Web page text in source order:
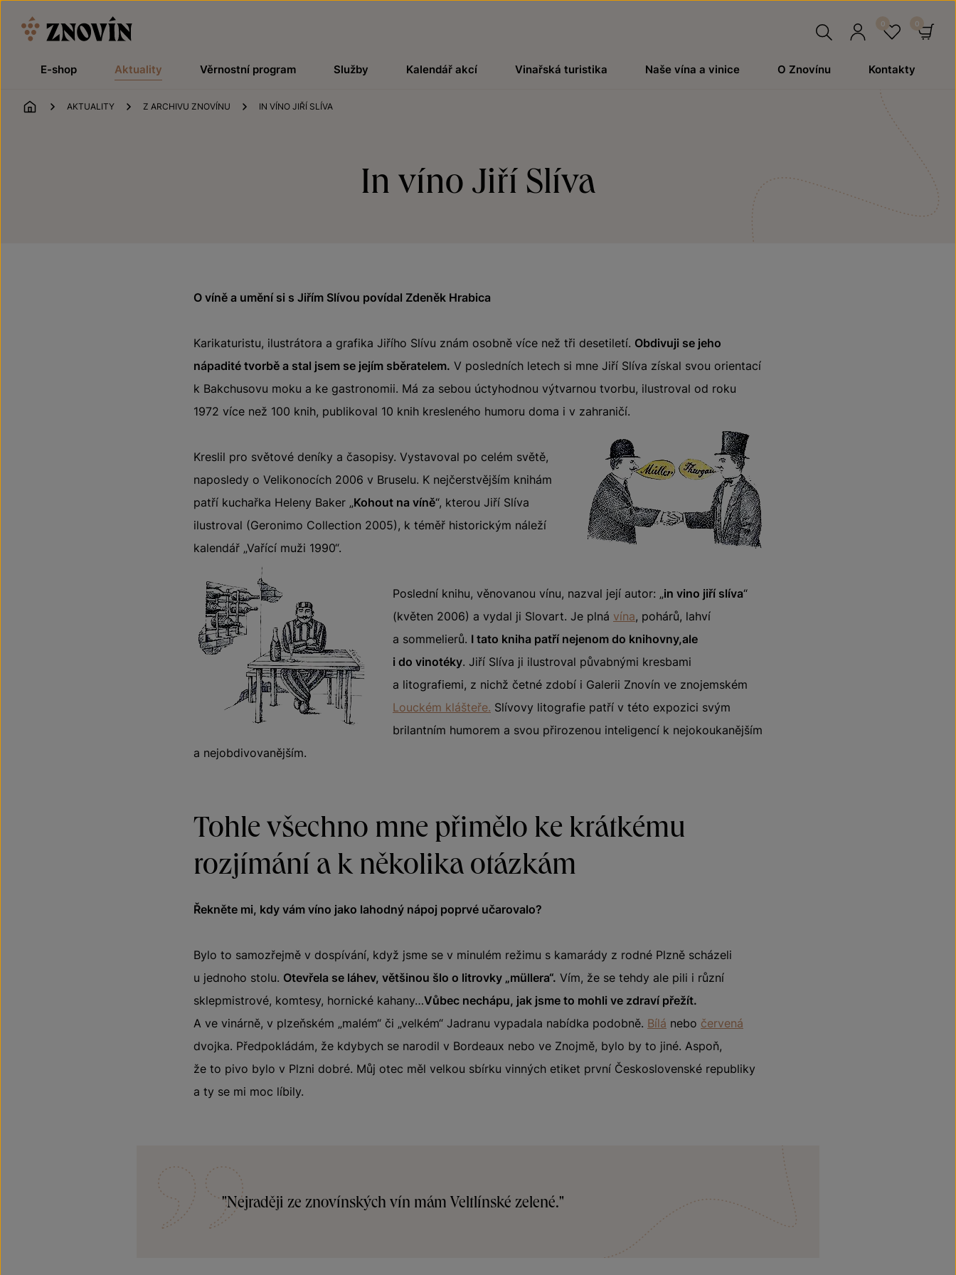
E-shop Aktuality Věrnostní program Služby Kalendář akcí Vinařská turistika Naše vína a vinice O Znovínu Kontakty
ÚVOD
AKTUALITY Z ARCHIVU ZNOVÍNU IN VÍNO JIŘÍ SLÍVA
In víno Jiří Slíva
O víně a umění si s Jiřím Slívou povídal Zdeněk Hrabica
Karikaturistu, ilustrátora a grafika Jiřího Slívu znám osobně více než tři desetiletí. Obdivuji se jeho
nápadité tvorbě a stal jsem se jejím sběratelem. V posledních letech si mne Jiří Slíva získal svou orientací
k Bakchusovu moku a ke gastronomii. Má za sebou úctyhodnou výtvarnou tvorbu, ilustroval od roku
1972 více než 100 knih, publikoval 10 knih kresleného humoru doma i v zahraničí.
Kreslil pro světové deníky a časopisy. Vystavoval po celém světě,
naposledy o Velikonocích 2006 v Bruselu. K nejčerstvějším knihám
patří kuchařka Heleny Baker „Kohout na víně“, kterou Jiří Slíva
ilustroval (Geronimo Collection 2005), k téměř historickým náleží
kalendář „Vařící muži 1990“.
Poslední knihu, věnovanou vínu, nazval její autor: „in vino jiří slíva“
(květen 2006) a vydal ji Slovart. Je plná vína, pohárů, lahví
a sommelierů. I tato kniha patří nejenom do knihovny,ale
i do vinotéky. Jiří Slíva ji ilustroval půvabnými kresbami
a litografiemi, z nichž četné zdobí i Galerii Znovín ve znojemském
Louckém klášteře. Slívovy litografie patří v této expozici svým
brilantním humorem a svou přirozenou inteligencí k nejokoukanějším
a nejobdivovanějším.
Tohle všechno mne přimělo ke krátkému
rozjímání a k několika otázkám
Řekněte mi, kdy vám víno jako lahodný nápoj poprvé učarovalo?
Bylo to samozřejmě v dospívání, když jsme se v minulém režimu s kamarády z rodné Plzně scházeli
u jednoho stolu. Otevřela se láhev, většinou šlo o litrovky „müllera“. Vím, že se tehdy ale pili i různí
sklepmistrové, komtesy, hornické kahany…Vůbec nechápu, jak jsme to mohli ve zdraví přežít.
A ve vinárně, v plzeňském „malém“ či „velkém“ Jadranu vypadala nabídka podobně. Bílá nebo červená
dvojka. Předpokládám, že kdybych se narodil v Bordeaux nebo ve Znojmě, bylo by to jiné. Aspoň,
že to pivo bylo v Plzni dobré. Můj otec měl velkou sbírku vinných etiket první Československé republiky
a ty se mi moc líbily.
"Nejraději ze znovínských vín mám Veltlínské zelené."